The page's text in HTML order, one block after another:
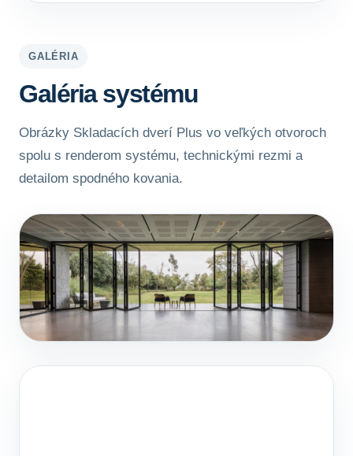
GALÉRIA
Galéria systému
Obrázky Skladacích dverí Plus vo veľkých otvoroch
spolu s renderom systému, technickými rezmi a
detailom spodného kovania.